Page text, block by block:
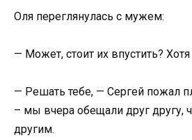
Оля переглянулась с мужем:
— Может, стоит их впустить?
— Решать тебе, — Сергей пожал
– мы вчера обещали друг другу,
другим.